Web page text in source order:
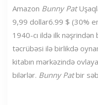
Amazon Bunny Pat
9,99 dollar6.99 $ (30%
1940-cı ildə ilk nəşrindən
təcrübəsi ilə birlikdə
kitabın mərkəzində
bilərlər. Bunny Pat bir